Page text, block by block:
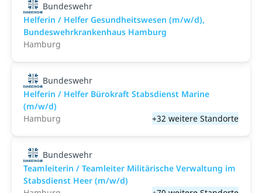
Bundeswehr
Helferin / Helfer Gesundheitswesen (m/w/d),
Bundeswehrkrankenhaus Hamburg
Hamburg
Bundeswehr
Helferin / Helfer Bürokraft Stabsdienst Marine
(m/w/d)
Hamburg
+32 weitere Standorte
Bundeswehr
Teamleiterin / Teamleiter Militärische Verwaltung im
Stabsdienst Heer (m/w/d)